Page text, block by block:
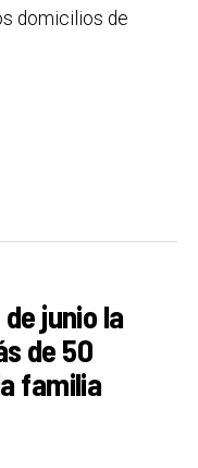
domicilios de
junio la
de 50
familia